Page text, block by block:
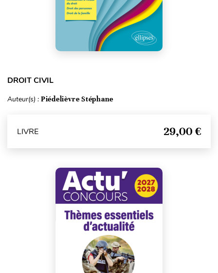
DROIT CIVIL
Auteur(s) : Piédelièvre Stéphane
LIVRE 29,00 €